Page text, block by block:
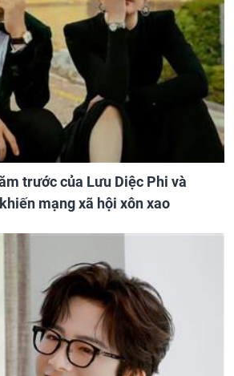
trước của Lưu Diệc Phi và
mạng xã hội xôn xao